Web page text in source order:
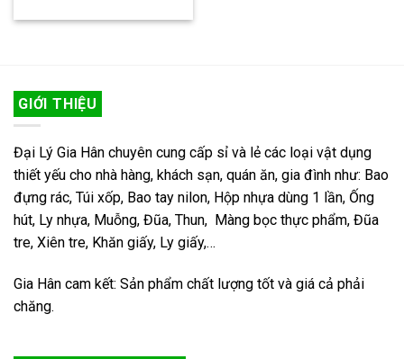
GIỚI THIỆU
Đại Lý Gia Hân chuyên cung cấp sỉ và lẻ các loại vật dụng
thiết yếu cho nhà hàng, khách sạn, quán ăn, gia đình như: Bao
đựng rác, Túi xốp, Bao tay nilon, Hộp nhựa dùng 1 lần, Ống
hút, Ly nhựa, Muỗng, Đũa, Thun, Màng bọc thực phẩm, Đũa
tre, Xiên tre, Khăn giấy, Ly giấy,…
Gia Hân cam kết: Sản phẩm chất lượng tốt và giá cả phải
chăng.